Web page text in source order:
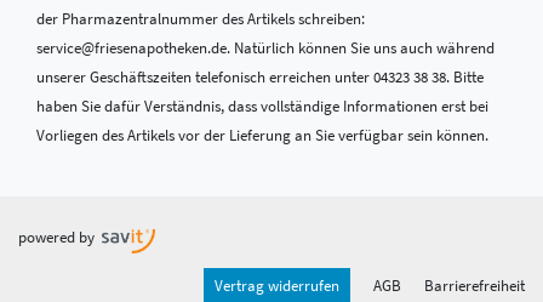
der Pharmazentralnummer des Artikels schreiben:
service@friesenapotheken.de. Natürlich können Sie uns auch während
unserer Geschäftszeiten telefonisch erreichen unter 04323 38 38. Bitte
haben Sie dafür Verständnis, dass vollständige Informationen erst bei
Vorliegen des Artikels vor der Lieferung an Sie verfügbar sein können.
powered by
Vertrag widerrufen AGB Barrierefreiheit